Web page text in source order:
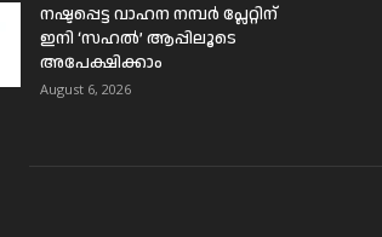
നഷ്ടപ്പെട്ട വാഹന നമ്പർ പ്ലേറ്റിന്
ഇനി ‘സഹൽ’ ആപ്പിലൂടെ
അപേക്ഷിക്കാം
August 6, 2026